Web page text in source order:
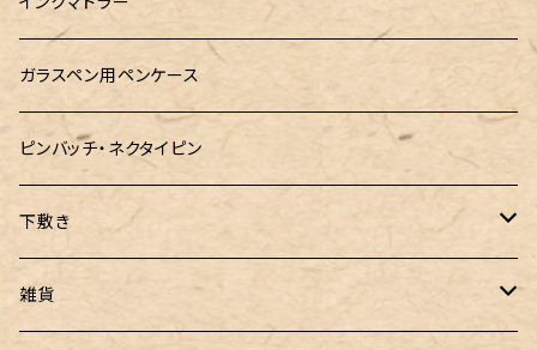
MONTEVERDE(モンテベルテ)
LAMY（ラミー）
ぺんてる
三菱鉛筆
工房sokoharo（そこはろ）
CRUCIAL（クルーシャル）御朱印帳
ガラスペン用ペンケース
ピンバッチ・ネクタイピン
下敷き
専用リフィル
雑貨